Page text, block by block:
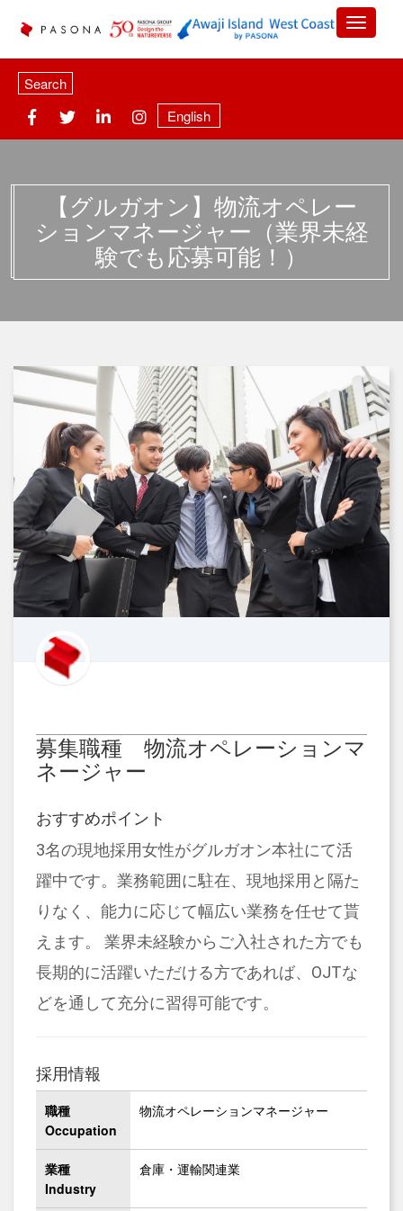
Search
English
【グルガオン】物流オペレー
ションマネージャー（業界未経
験でも応募可能！）
募集職種 物流オペレーションマ
ネージャー
おすすめポイント
3名の現地採用女性がグルガオン本社にて活
躍中です。業務範囲に駐在、現地採用と隔た
りなく、能力に応じて幅広い業務を任せて貰
えます。 業界未経験からご入社された方でも
長期的に活躍いただける方であれば、OJTな
どを通して充分に習得可能です。
採用情報
職種
Occupation
物流オペレーションマネージャー
業種
Industry
倉庫・運輸関連業